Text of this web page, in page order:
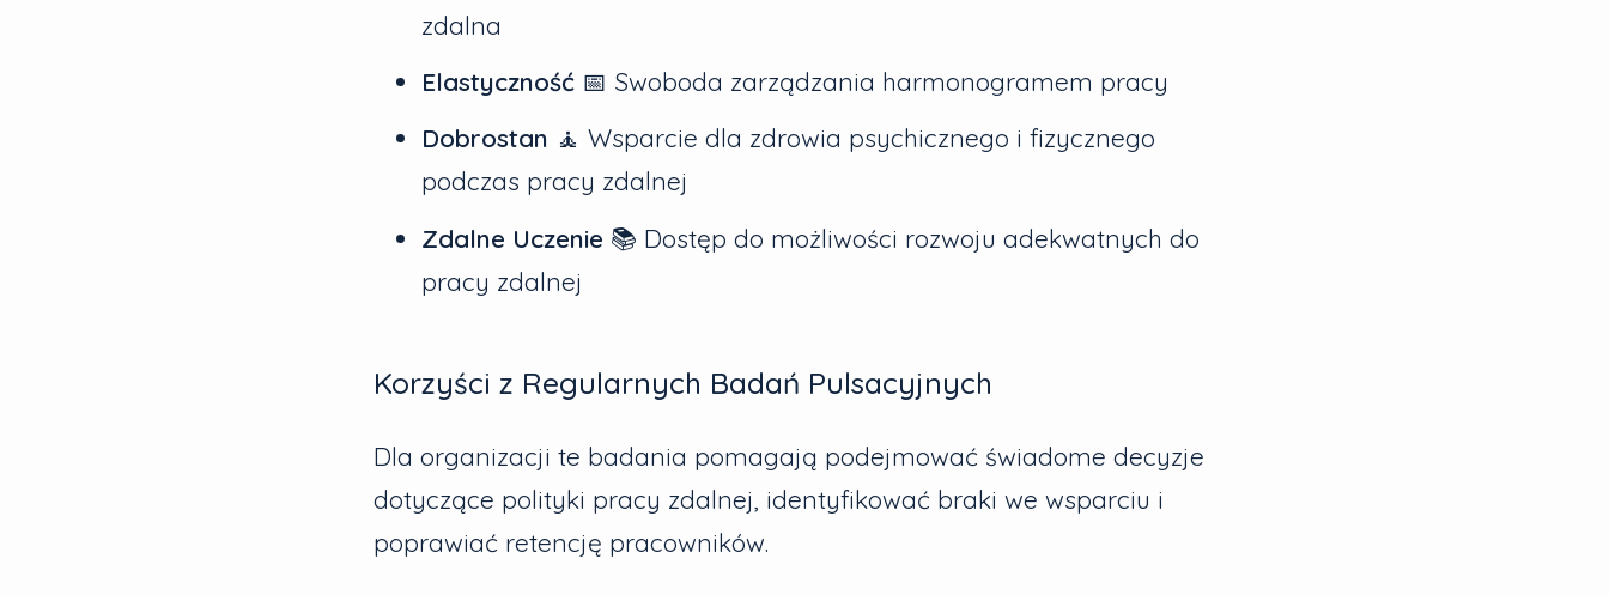
zdalna
Elastyczność 📅 Swoboda zarządzania harmonogramem pracy
Dobrostan 🧘 Wsparcie dla zdrowia psychicznego i fizycznego
podczas pracy zdalnej
Zdalne Uczenie 📚 Dostęp do możliwości rozwoju adekwatnych do
pracy zdalnej
Korzyści z Regularnych Badań Pulsacyjnych
Dla organizacji te badania pomagają podejmować świadome decyzje
dotyczące polityki pracy zdalnej, identyfikować braki we wsparciu i
poprawiać retencję pracowników.